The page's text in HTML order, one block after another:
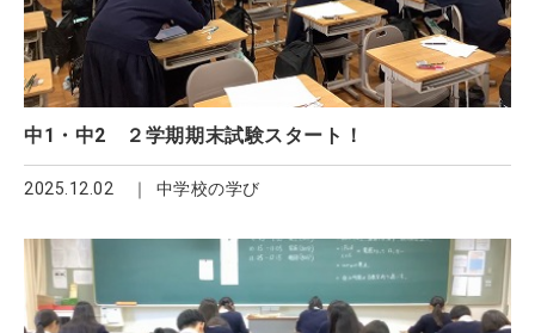
中1・中2 ２学期期末試験スタート！
2025.12.02 中学校の学び